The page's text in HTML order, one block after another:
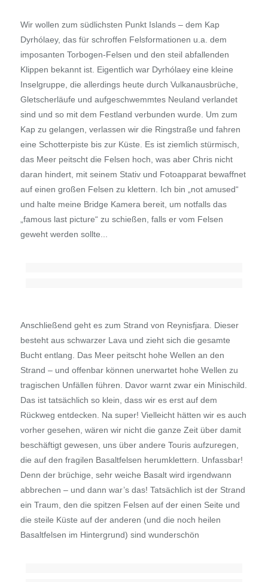
Wir wollen zum südlichsten Punkt Islands – dem Kap
Dyrhólaey, das für schroffen Felsformationen u.a. dem
imposanten Torbogen-Felsen und den steil abfallenden
Klippen bekannt ist. Eigentlich war Dyrhólaey eine kleine
Inselgruppe, die allerdings heute durch Vulkanausbrüche,
Gletscherläufe und aufgeschwemmtes Neuland verlandet
sind und so mit dem Festland verbunden wurde. Um zum
Kap zu gelangen, verlassen wir die Ringstraße und fahren
eine Schotterpiste bis zur Küste. Es ist ziemlich stürmisch,
das Meer peitscht die Felsen hoch, was aber Chris nicht
daran hindert, mit seinem Stativ und Fotoapparat bewaffnet
auf einen großen Felsen zu klettern. Ich bin „not amused“
und halte meine Bridge Kamera bereit, um notfalls das
„famous last picture“ zu schießen, falls er vom Felsen
geweht werden sollte...
Anschließend geht es zum Strand von Reynisfjara. Dieser
besteht aus schwarzer Lava und zieht sich die gesamte
Bucht entlang. Das Meer peitscht hohe Wellen an den
Strand – und offenbar können unerwartet hohe Wellen zu
tragischen Unfällen führen. Davor warnt zwar ein Minischild.
Das ist tatsächlich so klein, dass wir es erst auf dem
Rückweg entdecken. Na super! Vielleicht hätten wir es auch
vorher gesehen, wären wir nicht die ganze Zeit über damit
beschäftigt gewesen, uns über andere Touris aufzuregen,
die auf den fragilen Basaltfelsen herumklettern. Unfassbar!
Denn der brüchige, sehr weiche Basalt wird irgendwann
abbrechen – und dann war’s das! Tatsächlich ist der Strand
ein Traum, den die spitzen Felsen auf der einen Seite und
die steile Küste auf der anderen (und die noch heilen
Basaltfelsen im Hintergrund) sind wunderschön